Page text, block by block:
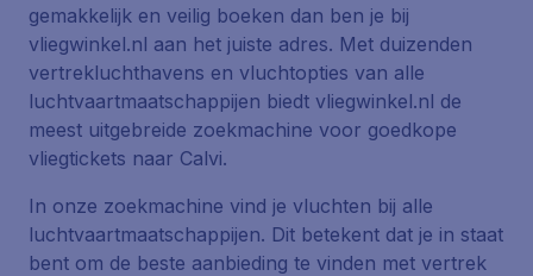
gemakkelijk en veilig boeken dan ben je bij
vliegwinkel.nl aan het juiste adres. Met duizenden
vertrekluchthavens en vluchtopties van alle
luchtvaartmaatschappijen biedt vliegwinkel.nl de
meest uitgebreide zoekmachine voor goedkope
vliegtickets naar Calvi.
In onze zoekmachine vind je vluchten bij alle
luchtvaartmaatschappijen. Dit betekent dat je in staat
bent om de beste aanbieding te vinden met vertrek